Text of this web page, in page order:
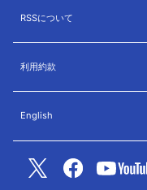
RSSについて
利用約款
English